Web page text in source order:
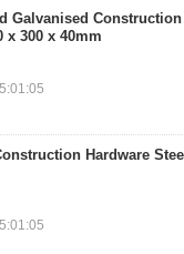
Galvanised
x 300 x 40mm
Hardware